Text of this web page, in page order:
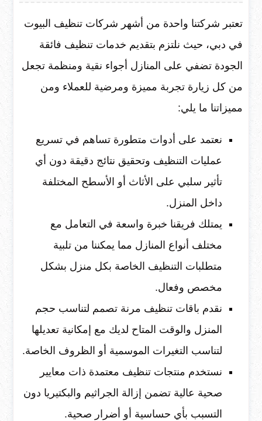
تعتبر شركتنا واحدة من أشهر شركات تنظيف البيوت
في دبي، حيث نلتزم بتقديم خدمات تنظيف فائقة
الجودة تضفي على المنازل أجواء نقية ومنظمة تجعل
من كل زيارة تجربة مميزة ومرضية للعملاء ومن
مميزاتنا ما يلي:
نعتمد على أدوات متطورة تساهم في تسريع
عمليات التنظيف وتحقيق نتائج دقيقة دون أي
تأثير سلبي على الأثاث أو الأسطح المختلفة
داخل المنزل.
يمتلك فريقنا خبرة واسعة في التعامل مع
مختلف أنواع المنازل مما يمكننا من تلبية
متطلبات التنظيف الخاصة بكل منزل بشكل
مخصص وفعال.
نقدم باقات تنظيف مرنة تصمم لتناسب حجم
المنزل والوقت المتاح لديك مع إمكانية تعديلها
لتناسب التغيرات الموسمية أو الظروف الخاصة.
نستخدم منتجات تنظيف معتمدة ذات معايير
صحية عالية تضمن إزالة الجراثيم والبكتيريا دون
التسبب بأي حساسية أو أضرار صحية.